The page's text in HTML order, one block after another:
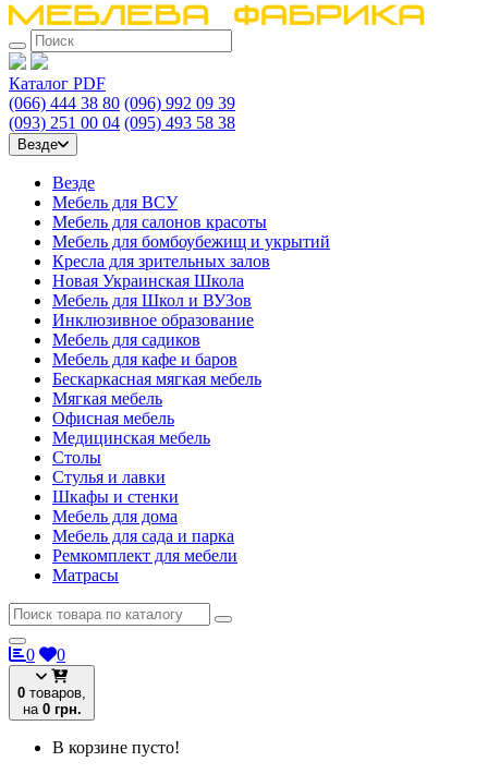
Каталог PDF
(066) 444 38 80 (096) 992 09 39
(093) 251 00 04 (095) 493 58 38
Везде
Везде
Мебель для ВСУ
Мебель для салонов красоты
Мебель для бомбоубежищ и укрытий
Кресла для зрительных залов
Новая Украинская Школа
Мебель для Школ и ВУЗов
Инклюзивное образование
Мебель для садиков
Мебель для кафе и баров
Бескаркасная мягкая мебель
Мягкая мебель
Офисная мебель
Медицинская мебель
Столы
Стулья и лавки
Шкафы и стенки
Мебель для дома
Мебель для сада и парка
Ремкомплект для мебели
Матрасы
0 0
0 товаров,
на 0 грн.
В корзине пусто!